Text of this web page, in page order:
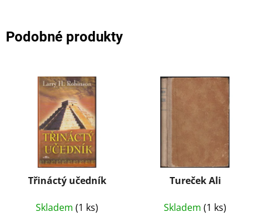
Podobné produkty
Třináctý učedník
Skladem (1 ks)
Tureček Ali
Skladem (1 ks)